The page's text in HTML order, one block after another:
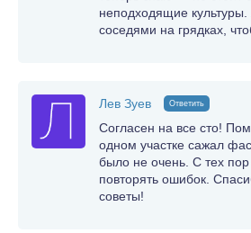
неподходящие
соседями на грядках,
Лев Зуев Ответить
Согласен на все сто!
одном участке сажал
было не очень. С тех пор
повторять ошибок.
советы!